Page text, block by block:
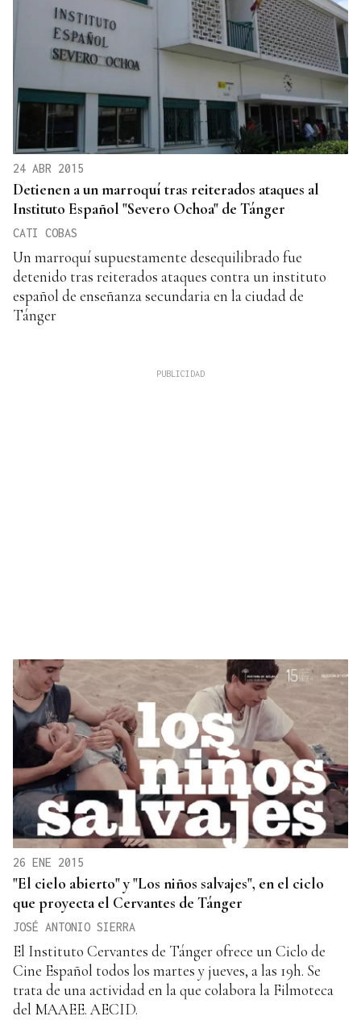
24 ABR 2015
Detienen a un marroquí tras reiterados ataques al
Instituto Español "Severo Ochoa" de Tánger
CATI COBAS
Un marroquí supuestamente desequilibrado fue
detenido tras reiterados ataques contra un instituto
español de enseñanza secundaria en la ciudad de
Tánger
26 ENE 2015
"El cielo abierto" y "Los niños salvajes", en el ciclo
que proyecta el Cervantes de Tánger
JOSÉ ANTONIO SIERRA
El Instituto Cervantes de Tánger ofrece un Ciclo de
Cine Español todos los martes y jueves, a las 19h. Se
trata de una actividad en la que colabora la Filmoteca
del MAAEE. AECID.